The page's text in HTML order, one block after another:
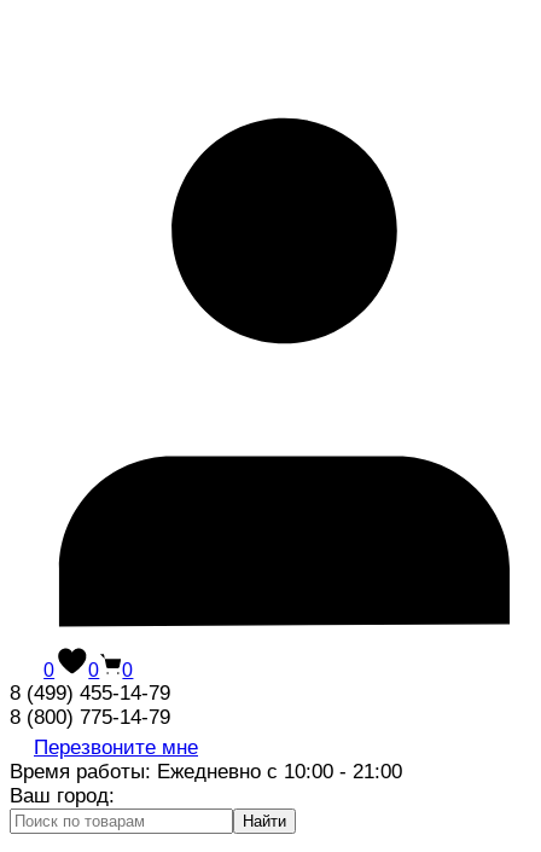
0 0 0
8 (499) 455-14-79
8 (800) 775-14-79
Перезвоните мне
Время работы: Ежедневно с 10:00 - 21:00
Ваш город:
Найти